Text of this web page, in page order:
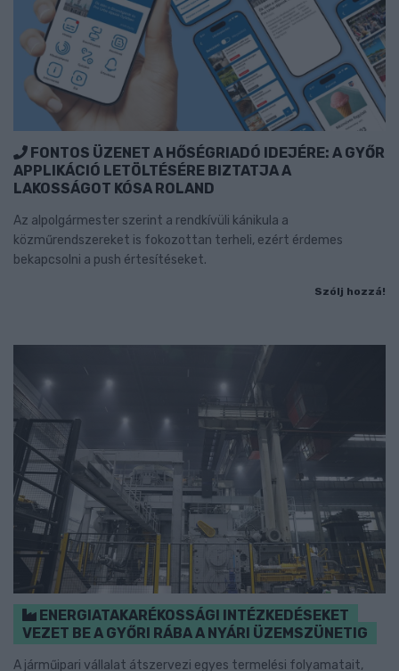
FONTOS ÜZENET A HŐSÉGRIADÓ IDEJÉRE: A GYŐR
APPLIKÁCIÓ LETÖLTÉSÉRE BIZTATJA A
LAKOSSÁGOT KÓSA ROLAND
Az alpolgármester szerint a rendkívüli kánikula a
közműrendszereket is fokozottan terheli, ezért érdemes
bekapcsolni a push értesítéseket.
Szólj hozzá!
ENERGIATAKARÉKOSSÁGI INTÉZKEDÉSEKET
VEZET BE A GYŐRI RÁBA A NYÁRI ÜZEMSZÜNETIG
A járműipari vállalat átszervezi egyes termelési folyamatait,